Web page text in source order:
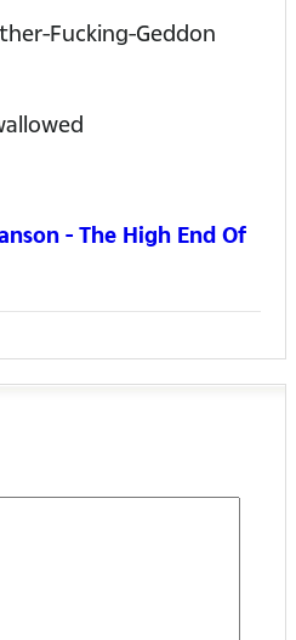
Fucking-Geddon
- The High End Of